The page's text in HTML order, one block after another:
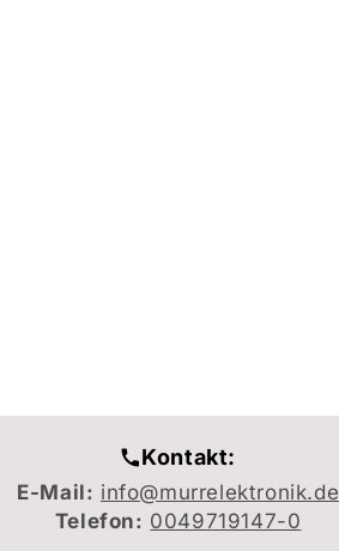
Kontakt:
E-Mail: info@murrelektronik.de
Telefon: 0049719147-0